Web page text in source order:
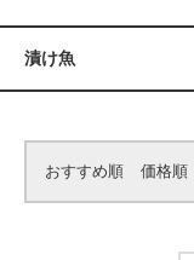
漬け魚
おすすめ順 価格順